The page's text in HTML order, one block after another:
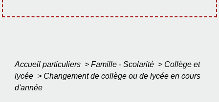
Accueil particuliers > Famille - Scolarité > Collège et
lycée > Changement de collège ou de lycée en cours
d'année